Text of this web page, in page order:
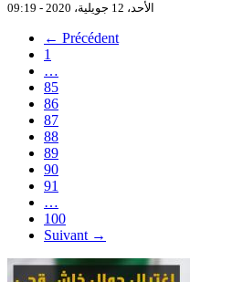
الأحد، 12 جويلية، 2020 - 09:19
← Précédent
1
…
85
86
87
88
89
90
91
…
100
Suivant →